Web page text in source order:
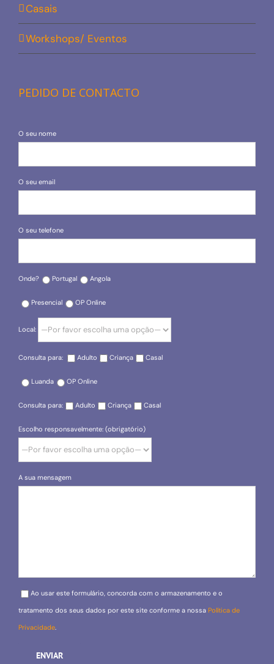
Casais
Workshops/ Eventos
PEDIDO DE CONTACTO
O seu nome
O seu email
O seu telefone
Onde? Portugal Angola
Presencial OP Online
Local:
Consulta para: Adulto Criança Casal
Luanda OP Online
Consulta para: Adulto Criança Casal
Escolho responsavelmente: (obrigatório)
A sua mensagem
Please leave this field empty.
Ao usar este formulário, concorda com o armazenamento e o
tratamento dos seus dados por este site conforme a nossa Política de
Privacidade.